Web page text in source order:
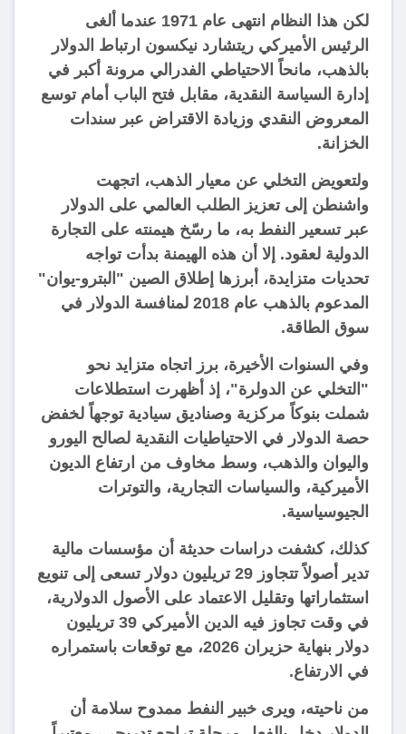
لكن هذا النظام انتهى عام 1971 عندما ألغى
الرئيس الأميركي ريتشارد نيكسون ارتباط الدولار
بالذهب، مانحاً الاحتياطي الفدرالي مرونة أكبر في
إدارة السياسة النقدية، مقابل فتح الباب أمام توسع
المعروض النقدي وزيادة الاقتراض عبر سندات
الخزانة.
ولتعويض التخلي عن معيار الذهب، اتجهت
واشنطن إلى تعزيز الطلب العالمي على الدولار
عبر تسعير النفط به، ما رسّخ هيمنته على التجارة
الدولية لعقود. إلا أن هذه الهيمنة بدأت تواجه
تحديات متزايدة، أبرزها إطلاق الصين "البترو-يوان"
المدعوم بالذهب عام 2018 لمنافسة الدولار في
سوق الطاقة.
وفي السنوات الأخيرة، برز اتجاه متزايد نحو
"التخلي عن الدولرة"، إذ أظهرت استطلاعات
شملت بنوكاً مركزية وصناديق سيادية توجهاً لخفض
حصة الدولار في الاحتياطيات النقدية لصالح اليورو
واليوان والذهب، وسط مخاوف من ارتفاع الديون
الأميركية، والسياسات التجارية، والتوترات
الجيوسياسية.
كذلك، كشفت دراسات حديثة أن مؤسسات مالية
تدير أصولاً تتجاوز 29 تريليون دولار تسعى إلى تنويع
استثماراتها وتقليل الاعتماد على الأصول الدولارية،
في وقت تجاوز فيه الدين الأميركي 39 تريليون
دولار بنهاية حزيران 2026، مع توقعات باستمراره
في الارتفاع.
من ناحيته، ويرى خبير النفط ممدوح سلامة أن